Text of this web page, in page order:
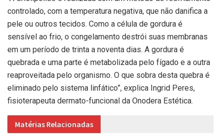
controlado, com a temperatura negativa, que não danifica a
pele ou outros tecidos. Como a célula de gordura é
sensível ao frio, o congelamento destrói suas membranas
em um período de trinta a noventa dias. A gordura é
quebrada e uma parte é metabolizada pelo fígado e a outra
reaproveitada pelo organismo. O que sobra desta quebra é
eliminado pelo sistema linfático”, explica Ingrid Peres,
fisioterapeuta dermato-funcional da Onodera Estética.
Matérias Relacionadas